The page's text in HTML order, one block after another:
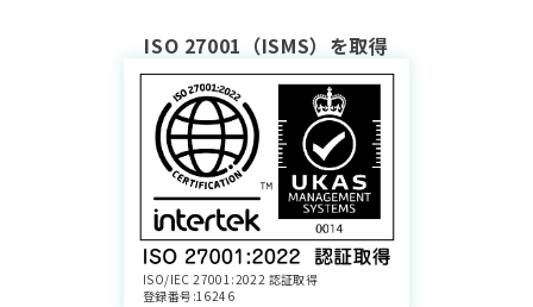
ISO 27001（ISMS）を取得
ISO/IEC 27001:2022 認証取得
登録番号:16246